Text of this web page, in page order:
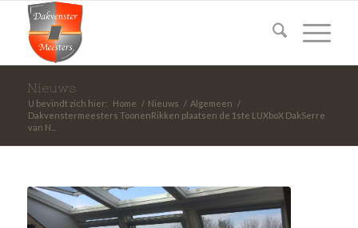
Nieuws
U bevindt zich hier: Home / Nieuws / Algemeen /
Dakvenstermeesters ToonenRikken plaatsen de 1ste LUXboX DakSerre
van N...